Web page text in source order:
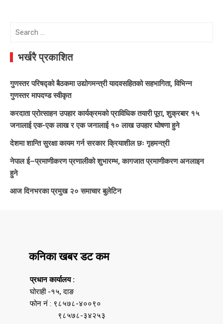
Search
भर्खरै प्रकाशित
गुणस्तर परिषद्को बैठकमा उद्योगमन्त्री यादवसहितको सहभागिता, विभिन्न
गुणस्तर मापदण्ड स्वीकृत
करदाता प्रोत्साहन उपहार कार्यक्रमको प्राविधिक तयारी पूरा, शुक्रबार १५
जनालाई एक-एक लाख र एक जनालाई १० लाख उपहार घोषणा हुने
देशमा शान्ति सुरक्षा कायम गर्न सरकार क्रियाशील छः गृहमन्त्री
नेपाल ई–प्रमाणीकरण प्रणालीको शुभारम्भ, कागजात प्रमाणीकरण अनलाइन
हुने
आज दिनभरका प्रमुख २० समाचार बुलेटिन
कनिका खबर डट कम
प्रधान कार्यालय :
घोराही -१५, दाङ
फोन नं : ९८५७८-४००९०
९८५७८-३४२५३